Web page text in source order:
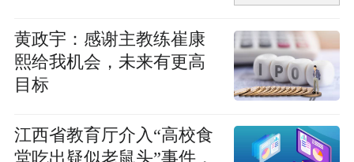
黄政宇：感谢主教练崔康
熙给我机会，未来有更高
目标
江西省教育厅介入“高校食
堂吃出疑似老鼠头”事件，